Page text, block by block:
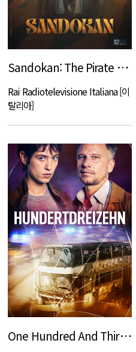
Sandokan: The Pirate Prince
Rai Radiotelevisione Italiana [이
탈리아]
One Hundred And Thirteen